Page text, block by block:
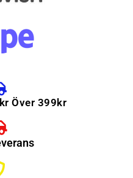
Över 399kr